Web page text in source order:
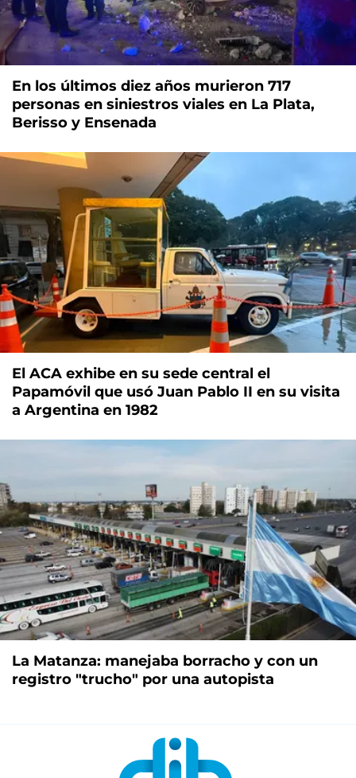
En los últimos diez años murieron 717
personas en siniestros viales en La Plata,
Berisso y Ensenada
El ACA exhibe en su sede central el
Papamóvil que usó Juan Pablo II en su visita
a Argentina en 1982
La Matanza: manejaba borracho y con un
registro "trucho" por una autopista